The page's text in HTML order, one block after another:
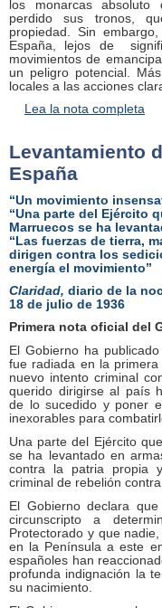
los monarcas
perdido sus tronos,
propiedad. Sin
España, lejos de
movimientos de
un peligro potencial.
locales a las acciones
Lea la nota completa
Levantamiento
España
“Un movimiento
“Una parte del Ejército
Marruecos se ha
“Las fuerzas de tierra,
dirigen contra los
energía el movimiento”
Claridad, diario de la
18 de julio de 1936
Primera nota oficial del
El Gobierno ha
fue radiada en la
nuevo intento criminal
querido dirigirse al país
de lo sucedido y poner
inexorables para
Una parte del Ejército
se ha levantado en
contra la patria propia
criminal de rebelión
El Gobierno declara
circunscripto a
Protectorado y que
en la Península a este
españoles han
profunda indignación la
su nacimiento.